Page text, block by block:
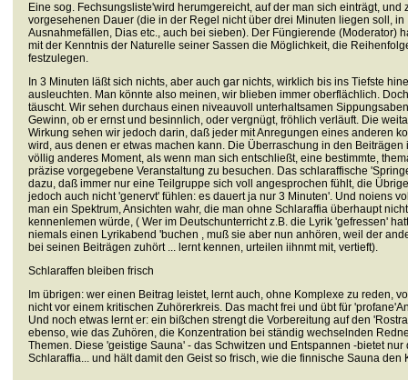
Eine sog. Fechsungsliste'wird herumgereicht, auf derman sich einträgt, und
vorgesehenen Dauer (die in der Regel nicht über drei Minuten liegen soll, in
Ausnahmefällen, Dias etc., auch bei sieben). Der Füngierende (Moderator)
mit der Kenntnis der Naturelle seiner Sassen die Möglichkeit, die
festzulegen.
In 3 Minuten läßt sich nichts, aber auch gar nichts, wirklich bis ins Tiefste
ausleuchten. Man könnte also meinen, wir blieben immer oberflächlich.
täuscht. Wir sehen durchaus einen niveauvoll unterhaltsamen
Gewinn, ob er ernst und besinnlich, oder vergnügt, fröhlich verläuft. Die
Wirkung sehen wir jedoch darin, daß jeder mit Anregungen eines anderen
wird, aus denen er etwas machen kann. Die Überraschung in den Beiträgen
völlig anderes Moment, als wenn man sich entschließt, eine bestimmte,
präzise vorgegebene Veranstaltung zu besuchen. Das schlaraffische
dazu, daß immer nur eine Teilgruppe sich voll angesprochen fühlt, die
jedoch auch nicht 'genervt' fühlen: es dauert ja nur 3 Minuten'. Und noiens
man ein Spektrum, Ansichten wahr, die man ohne Schlaraffia überhaupt nicht
kennenlemen würde, ( Wer im Deutschunterricht z.B. die Lyrik 'gefressen'
niemals einen Lyrikabend 'buchen , muß sie aber nun anhören, weil der
bei seinen Beiträgen zuhört ... lernt kennen, urteilen iihnmt mit, vertieft).
Schlaraffen bleiben frisch
Im übrigen: wer einen Beitrag leistet, lernt auch, ohne Komplexe zu reden,
nicht vor einem kritischen Zuhörerkreis. Das macht frei und übt für
Und noch etwas lernt er: ein bißchen strengt die Vorbereitung auf den
ebenso, wie das Zuhören, die Konzentration bei ständig wechselnden
Themen. Diese 'geistige Sauna' - das Schwitzen und Entspannen -bietet nur
Schlaraffia... und hält damit den Geist so frisch, wie die finnische Sauna den